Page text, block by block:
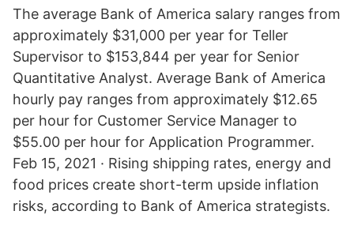
The average Bank of America salary ranges from
approximately $31,000 per year for Teller
Supervisor to $153,844 per year for Senior
Quantitative Analyst. Average Bank of America
hourly pay ranges from approximately $12.65
per hour for Customer Service Manager to
$55.00 per hour for Application Programmer.
Feb 15, 2021 · Rising shipping rates, energy and
food prices create short-term upside inflation
risks, according to Bank of America strategists.